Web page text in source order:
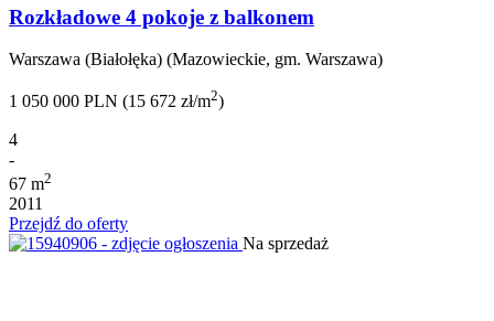
Rozkładowe 4 pokoje z balkonem
Warszawa (Białołęka) (Mazowieckie, gm. Warszawa)
1 050 000 PLN (15 672 zł/m2)
4
-
67 m2
2011
Przejdź do oferty
Na sprzedaż